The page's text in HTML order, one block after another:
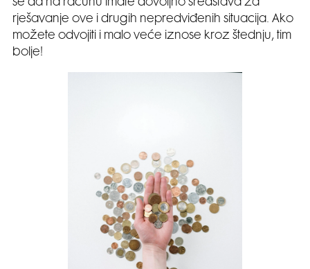
se da na računu imate dovoljno sredstava za
rješavanje ove i drugih nepredviđenih situacija. Ako
možete odvojiti i malo veće iznose kroz štednju, tim
bolje!